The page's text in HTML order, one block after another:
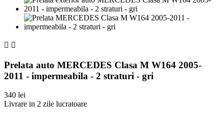
 
Prelata auto MERCEDES Clasa M W164 2005-
2011 - impermeabila - 2 straturi - gri
340 lei
Livrare in 2 zile lucratoare